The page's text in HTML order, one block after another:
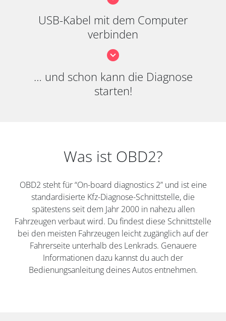
USB-Kabel mit dem Computer
verbinden
… und schon kann die Diagnose
starten!
Was ist OBD2?
OBD2 steht für “On-board diagnostics 2” und ist eine
standardisierte Kfz-Diagnose-Schnittstelle, die
spätestens seit dem Jahr 2000 in nahezu allen
Fahrzeugen verbaut wird. Du findest diese Schnittstelle
bei den meisten Fahrzeugen leicht zugänglich auf der
Fahrerseite unterhalb des Lenkrads. Genauere
Informationen dazu kannst du auch der
Bedienungsanleitung deines Autos entnehmen.